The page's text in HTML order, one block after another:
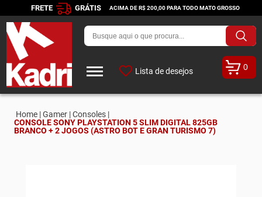
FRETE GRÁTIS ACIMA DE R$ 200,00 PARA TODO MATO GROSSO
Lista de desejos 0
Home |Gamer |Consoles |
CONSOLE SONY PLAYSTATION 5 SLIM DIGITAL 825GB
BRANCO + 2 JOGOS (ASTRO BOT E GRAN TURISMO 7)